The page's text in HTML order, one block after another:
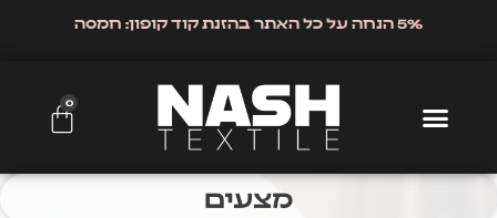
5% הנחה על כל האתר בהזנת קוד קופון: חמסה
0
מצעים